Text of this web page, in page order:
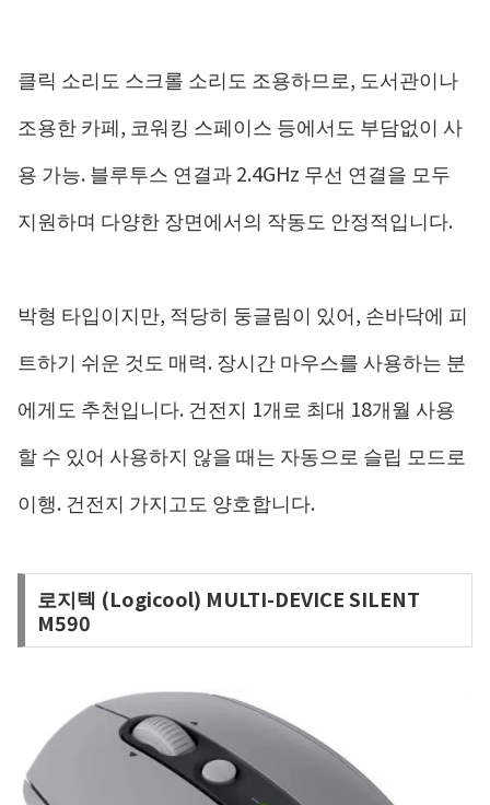
클릭 소리도 스크롤 소리도 조용하므로, 도서관이나
조용한 카페, 코워킹 스페이스 등에서도 부담없이 사
용 가능. 블루투스 연결과 2.4GHz 무선 연결을 모두
지원하며 다양한 장면에서의 작동도 안정적입니다.
박형 타입이지만, 적당히 둥글림이 있어, 손바닥에 피
트하기 쉬운 것도 매력. 장시간 마우스를 사용하는 분
에게도 추천입니다. 건전지 1개로 최대 18개월 사용
할 수 있어 사용하지 않을 때는 자동으로 슬립 모드로
이행. 건전지 가지고도 양호합니다.
로지텍 (Logicool) MULTI-DEVICE SILENT
M590